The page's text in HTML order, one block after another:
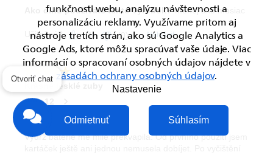
funkčnosti webu, analýzu návštevnosti a
personalizáciu reklamy. Využívame pritom aj
nástroje tretích strán, ako sú Google Analytics a
Google Ads, ktoré môžu spracúvať vaše údaje. Viac
informácií o spracovaní osobných údajov nájdete v
zásadách ochrany osobných údajov.
Nastavenie
Odmietnuť Súhlasím